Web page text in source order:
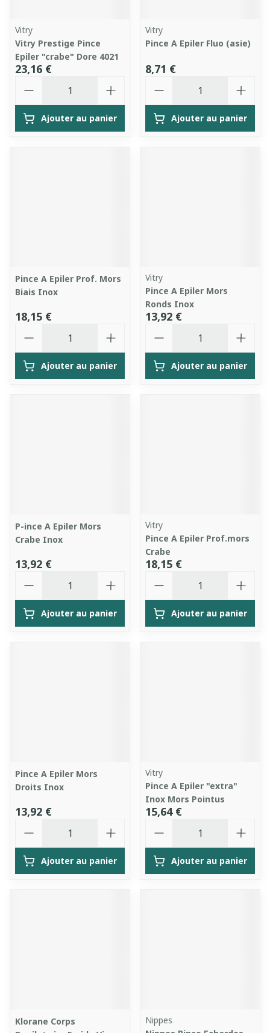
Vitry
Vitry Prestige Pince
Epiler "crabe" Dore 4021
23,16 €
Ajouter au panier
Vitry
Pince A Epiler Fluo (asie)
8,71 €
Ajouter au panier
Pince A Epiler Prof. Mors
Biais Inox
18,15 €
Ajouter au panier
Vitry
Pince A Epiler Mors
Ronds Inox
13,92 €
Ajouter au panier
P-ince A Epiler Mors
Crabe Inox
13,92 €
Ajouter au panier
Vitry
Pince A Epiler Prof.mors
Crabe
18,15 €
Ajouter au panier
Pince A Epiler Mors
Droits Inox
13,92 €
Ajouter au panier
Vitry
Pince A Epiler "extra"
Inox Mors Pointus
15,64 €
Ajouter au panier
Klorane Corps
Nippes